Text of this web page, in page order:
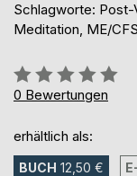
Schlagworte:
Meditation, ME/
Bewertung::
0%
0 Bewertungen
erhältlich als:
BUCH 12,50 €